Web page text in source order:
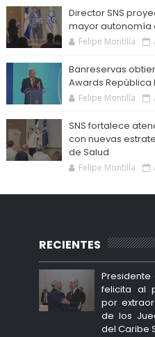
Director SNS
mayor autonomía
Felipe Montilla
Banreservas
Awards República
Felipe Montilla
SNS fortalece
con nuevas
de Salud
Felipe Montilla
RECIENTES
felicita al
por
de los
del Caribe